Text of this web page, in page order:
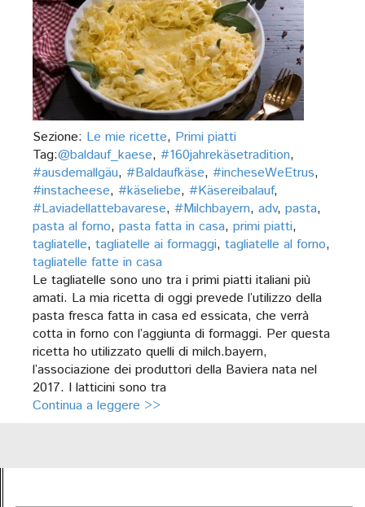
Sezione: Le mie ricette, Primi piatti
Tag:@baldauf_kaese, #160jahrekäsetradition,
#ausdemallgäu, #Baldaufkäse, #incheseWeEtrus,
#instacheese, #käseliebe, #Käsereibalauf,
#Laviadellattebavarese, #Milchbayern, adv, pasta,
pasta al forno, pasta fatta in casa, primi piatti,
tagliatelle, tagliatelle ai formaggi, tagliatelle al forno,
tagliatelle fatte in casa
Le tagliatelle sono uno tra i primi piatti italiani più
amati. La mia ricetta di oggi prevede l’utilizzo della
pasta fresca fatta in casa ed essicata, che verrà
cotta in forno con l’aggiunta di formaggi. Per questa
ricetta ho utilizzato quelli di milch.bayern,
l’associazione dei produttori della Baviera nata nel
2017. I latticini sono tra
Continua a leggere >>